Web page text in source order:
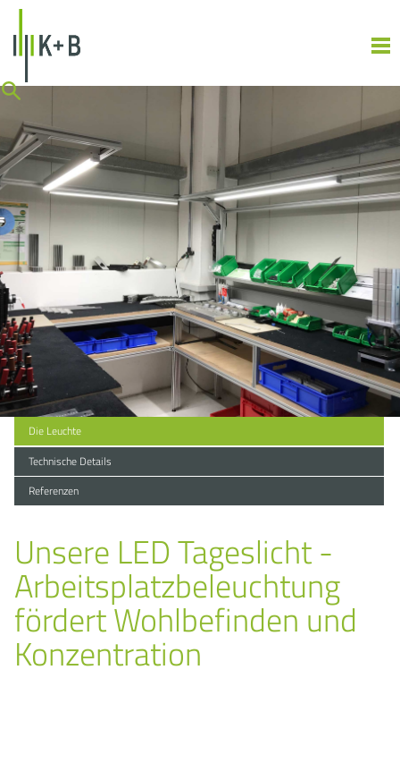
Die Leuchte
Technische Details
Referenzen
Unsere LED Tageslicht -
Arbeitsplatzbeleuchtung
fördert Wohlbefinden und
Konzentration